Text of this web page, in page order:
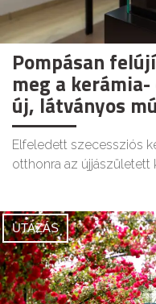
Pompásan
meg a
új, látványos
Elfeledett szecessziós
otthonra az újjászületett
UTAZÁS